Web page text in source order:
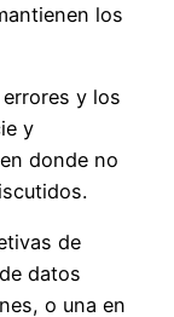
los
y los
y
donde no
de
datos
o una en